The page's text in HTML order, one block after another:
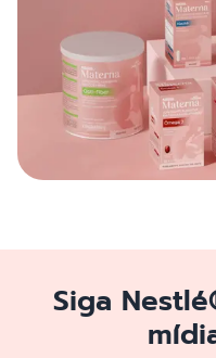
Siga